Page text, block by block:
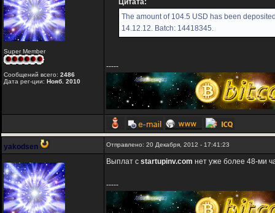
Super Member
Сообщений всего: 2486
Дата рег-ции: Нояб. 2010
Цитата:
The amount of 104.5 USD has been
14.12.12. Batch: 14418345.
-----
yakodsen Отправлено: 20 Декабря, 2012 - 17:41:23
Выплат с startupinv.com нет уже более 48-ми
-----